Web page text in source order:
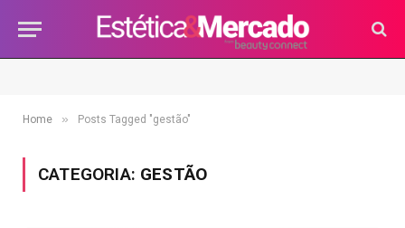
Home » Posts Tagged "gestão"
CATEGORIA: GESTÃO